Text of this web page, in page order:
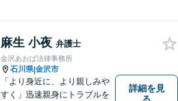
円(税込））
麻生 小夜 弁護士
金沢あおば法律事務所
石川県|金沢市
「より身近に、より親しみや
すく」迅速親身にトラブルを
詳細を見
る